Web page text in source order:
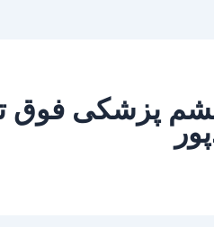
پزشکی فوق